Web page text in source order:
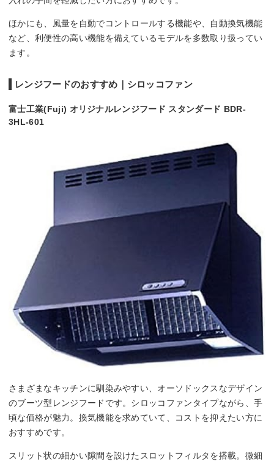
ほかにも、風量を自動でコントロールする機能や、自動換気機能
など、利便性の高い機能を備えているモデルを多数取り扱ってい
ます。
レンジフードのおすすめ｜シロッコファン
富士工業(Fuji) オリジナルレンジフード スタンダード BDR-
3HL-601
さまざまなキッチンに馴染みやすい、オーソドックスなデザイン
のブーツ型レンジフードです。シロッコファンタイプながら、手
頃な価格が魅力。換気機能を求めていて、コストを抑えたい方に
おすすめです。
スリット状の細かい隙間を設けたスロットフィルタを搭載。微細